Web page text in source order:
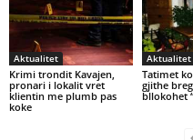
Aktualitet
Krimi trondit Kavajen,
pronari i lokalit vret
klientin me plumb pas
koke
Aktualitet
Tatimet
gjithe
bllokohet